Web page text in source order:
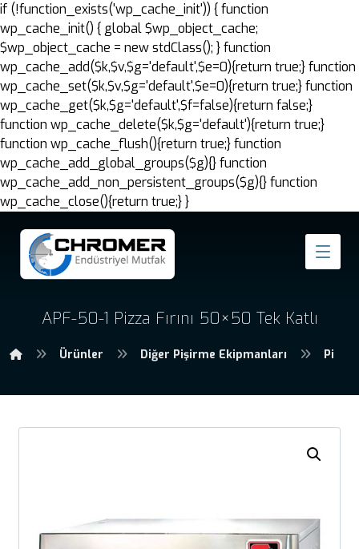
if (!function_exists('wp_cache_init')) { function
wp_cache_init() { global $wp_object_cache;
$wp_object_cache = new stdClass(); } function
wp_cache_add($k,$v,$g='default',$e=0){return true;} function
wp_cache_set($k,$v,$g='default',$e=0){return true;} function
wp_cache_get($k,$g='default',$f=false){return false;}
function wp_cache_delete($k,$g='default'){return true;}
function wp_cache_flush(){return true;} function
wp_cache_add_global_groups($g){} function
wp_cache_add_non_persistent_groups($g){} function
wp_cache_close(){return true;} }
APF-50-1 Pizza Fırını 50×50 Tek Katlı
Ürünler Diğer Pişirme Ekipmanları Pizza